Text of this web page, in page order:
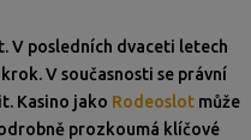
V posledních dvaceti letech
V současnosti se právní
Kasino jako Rodeoslot může
prozkoumá klíčové